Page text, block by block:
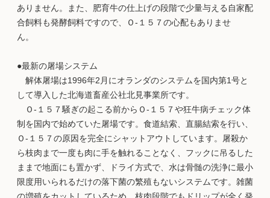
ありません。また、肥育牛の仕上げの段階で少量与える自家配
合飼料も発酵飼料ですので、Ｏ-１５７の心配もありませ
ん。
●最新の屠場システム
解体屠場は1996年2月にオランダのシステムを国内第1号と
して導入した北海道畜産公社北見事業所です。
Ｏ-１５７騒ぎの起こる前からＯ-１５７や狂牛病チェック体
制を国内で始めていた屠場です。食道結索、直腸結索を行い、
Ｏ-１５７の原因を完全にシャットアウトしています。屠殺か
ら枝肉まで一度も肉に手を触れることなく、フックに吊るした
ままで地面にも置かず、ドライ方式で、水は骨髄の洗浄に最小
限度用いられるだけの落下菌の繁殖もないシステムです。雑菌